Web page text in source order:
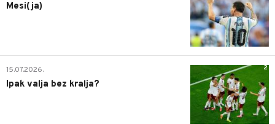
Mesi(ja)
2
15.07.2026.
Ipak valja bez kralja?